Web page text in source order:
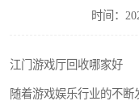
时间：
江门游戏厅回收哪家好
随着游戏娱乐行业的不
游戏厅回收